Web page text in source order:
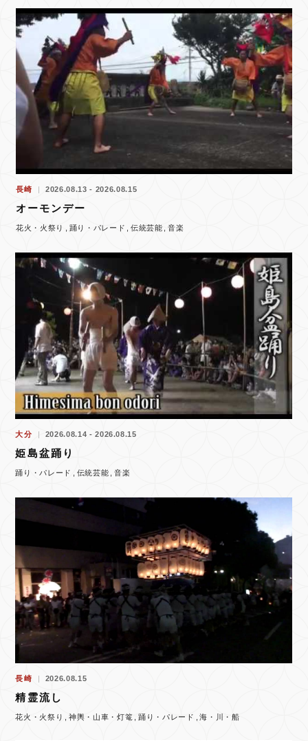
長崎 2026.08.13 - 2026.08.15
オーモンデー
花火・火祭り 踊り・パレード 伝統芸能 音楽
大分 2026.08.14 - 2026.08.15
姫島盆踊り
踊り・パレード 伝統芸能 音楽
長崎 2026.08.15
精霊流し
花火・火祭り 神輿・山車・灯篭 踊り・パレード 海・川・船